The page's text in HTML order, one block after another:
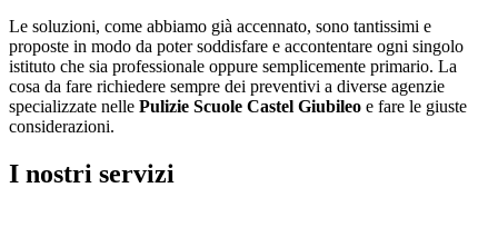
Le soluzioni, come abbiamo già accennato, sono tantissimi e
proposte in modo da poter soddisfare e accontentare ogni singolo
istituto che sia professionale oppure semplicemente primario. La
cosa da fare richiedere sempre dei preventivi a diverse agenzie
specializzate nelle Pulizie Scuole Castel Giubileo e fare le giuste
considerazioni.
I nostri servizi